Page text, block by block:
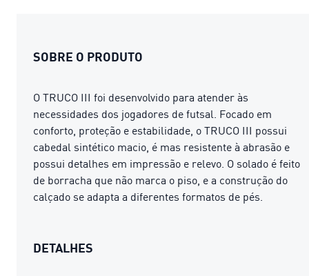
SOBRE O PRODUTO
O TRUCO III foi desenvolvido para atender às
necessidades dos jogadores de futsal. Focado em
conforto, proteção e estabilidade, o TRUCO III possui
cabedal sintético macio, é mas resistente à abrasão e
possui detalhes em impressão e relevo. O solado é feito
de borracha que não marca o piso, e a construção do
calçado se adapta a diferentes formatos de pés.
DETALHES